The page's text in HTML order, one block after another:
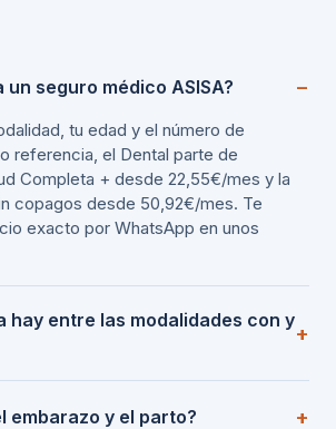
seguro médico ASISA?
tu edad y el número de
referencia, el Dental parte de
Completa + desde 22,55€/mes y la
copagos desde 50,92€/mes. Te
exacto por WhatsApp en unos
hay entre las modalidades con y
embarazo y el parto?